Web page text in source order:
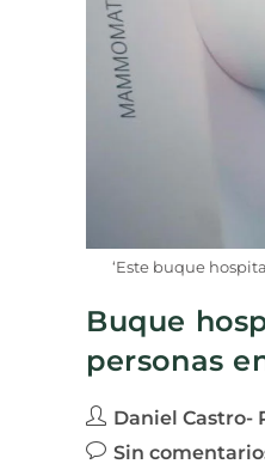
‘Este buque
Buque
personas
Daniel Castro-
Sin